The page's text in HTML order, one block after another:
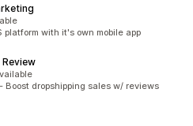
with it's own mobile app
Boost dropshipping sales w/ reviews